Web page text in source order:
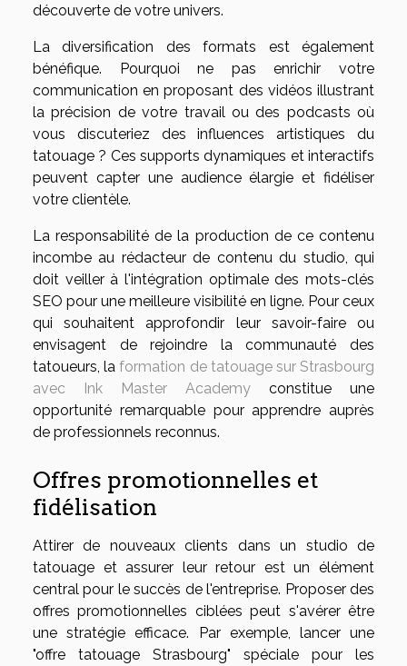
découverte de votre univers.
La diversification des formats est également
bénéfique. Pourquoi ne pas enrichir votre
communication en proposant des vidéos illustrant
la précision de votre travail ou des podcasts où
vous discuteriez des influences artistiques du
tatouage ? Ces supports dynamiques et interactifs
peuvent capter une audience élargie et fidéliser
votre clientèle.
La responsabilité de la production de ce contenu
incombe au rédacteur de contenu du studio, qui
doit veiller à l'intégration optimale des mots-clés
SEO pour une meilleure visibilité en ligne. Pour ceux
qui souhaitent approfondir leur savoir-faire ou
envisagent de rejoindre la communauté des
tatoueurs, laformation de tatouage sur Strasbourg
avec Ink Master Academy constitue une
opportunité remarquable pour apprendre auprès
de professionnels reconnus.
Offres promotionnelles et
fidélisation
Attirer de nouveaux clients dans un studio de
tatouage et assurer leur retour est un élément
central pour le succès de l'entreprise. Proposer des
offres promotionnelles ciblées peut s'avérer être
une stratégie efficace. Par exemple, lancer une
"offre tatouage Strasbourg" spéciale pour les